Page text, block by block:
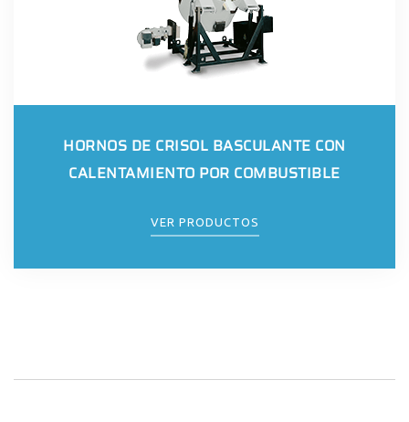
HORNOS DE CRISOL BASCULANTE CON
CALENTAMIENTO POR COMBUSTIBLE
VER PRODUCTOS